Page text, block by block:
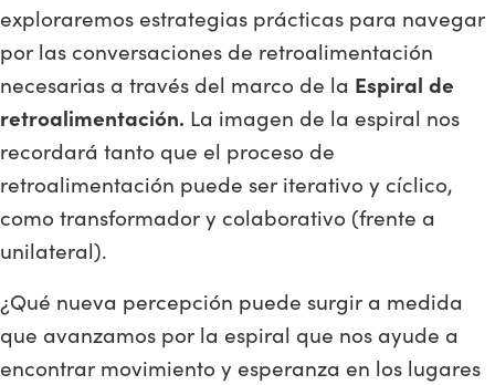
exploraremos estrategias prácticas para navegar
por las conversaciones de retroalimentación
necesarias a través del marco de la Espiral de
retroalimentación. La imagen de la espiral nos
recordará tanto que el proceso de
retroalimentación puede ser iterativo y cíclico,
como transformador y colaborativo (frente a
unilateral).
¿Qué nueva percepción puede surgir a medida
que avanzamos por la espiral que nos ayude a
encontrar movimiento y esperanza en los lugares